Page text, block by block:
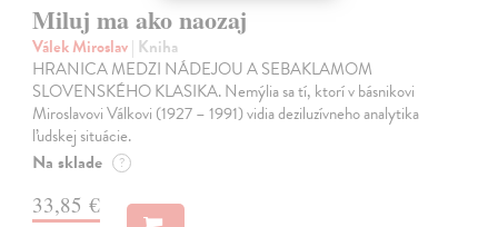
Miluj ma ako naozaj
Válek Miroslav| Kniha
HRANICA MEDZI NÁDEJOU A SEBAKLAMOM
SLOVENSKÉHO KLASIKA. Nemýlia sa tí, ktorí v básnikovi
Miroslavovi Válkovi (1927 – 1991) vidia deziluzívneho analytika
ľudskej situácie.
Na sklade ?
33,85 €